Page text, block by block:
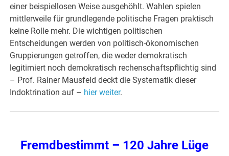
einer beispiellosen Weise ausgehöhlt. Wahlen spielen
mittlerweile für grundlegende politische Fragen praktisch
keine Rolle mehr. Die wichtigen politischen
Entscheidungen werden von politisch-ökonomischen
Gruppierungen getroffen, die weder demokratisch
legitimiert noch demokratisch rechenschaftspflichtig sind
– Prof. Rainer Mausfeld deckt die Systematik dieser
Indoktrination auf – hier weiter.
Fremdbestimmt – 120 Jahre Lüge